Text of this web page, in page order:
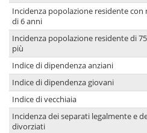
Incidenza popolazione residente con
di 6 anni
Incidenza popolazione residente di
più
Indice di dipendenza anziani
Indice di dipendenza giovani
Indice di vecchiaia
Incidenza dei separati legalmente e
divorziati